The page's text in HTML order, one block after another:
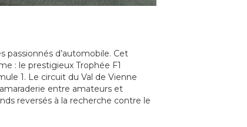
passionnés d’automobile. Cet
: le prestigieux Trophée F1
1. Le circuit du Val de Vienne
entre amateurs et
reversés à la recherche contre le